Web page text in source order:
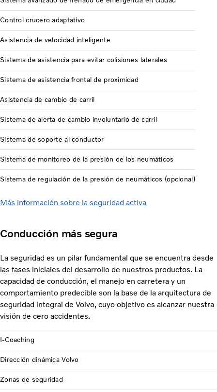
Control crucero adaptativo
Asistencia de velocidad inteligente
Sistema de asistencia para evitar colisiones laterales
Sistema de asistencia frontal de proximidad
Asistencia de cambio de carril
Sistema de alerta de cambio involuntario de carril
Sistema de soporte al conductor
Sistema de monitoreo de la presión de los neumáticos
Sistema de regulación de la presión de neumáticos (opcional)
Más información sobre la seguridad activa
Conducción más segura
La seguridad es un pilar fundamental que se encuentra desde
las fases iniciales del desarrollo de nuestros productos. La
capacidad de conducción, el manejo en carretera y un
comportamiento predecible son la base de la arquitectura de
seguridad integral de Volvo, cuyo objetivo es alcanzar nuestra
visión de cero accidentes.
I-Coaching
Dirección dinámica Volvo
Zonas de seguridad